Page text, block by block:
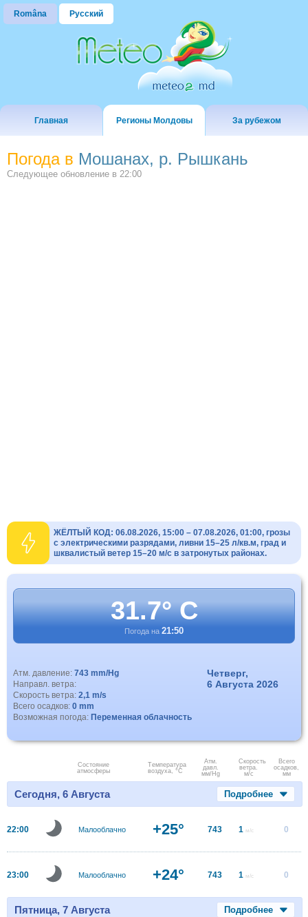
Româna Русский
Главная Регионы Молдовы За рубежом
Погода в Мошанах, р. Рышкань
Следующее обновление в 22:00
ЖЁЛТЫЙ КОД: 06.08.2026, 15:00 – 07.08.2026, 01:00, грозы
с электрическими разрядами, ливни 15–25 л/кв.м, град и
шквалистый ветер 15–20 м/с в затронутых районах.
31.7° C
Погода на 21:50
Атм. давление: 743 mm/Hg
Направл. ветра:
Скорость ветра: 2,1 m/s
Всего осадков: 0 mm
Возможная погода: Переменная облачность
Четверг,
6 Августа 2026
Состояние
атмосферы
Температура
воздуха, °C
Атм.
давл.
мм/Hg
Скорость
ветра.
м/с
Всего
осадков,
мм
Сегодня, 6 Августа Подробнее
22:00 Малооблачно +25° 743 1 м/с 0
23:00 Малооблачно +24° 743 1 м/с 0
Пятница, 7 Августа Подробнее